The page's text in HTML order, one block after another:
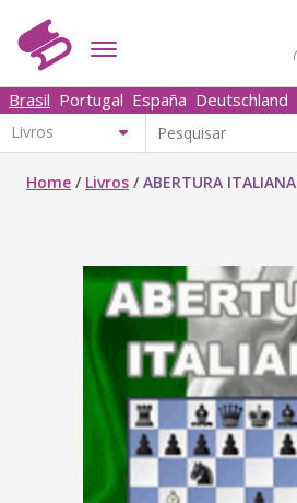
Brasil Portugal España Deutschland
Home / Livros /ABERTURA ITALIANA